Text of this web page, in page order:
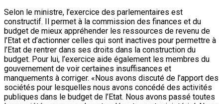
Selon le ministre, l’exercice des parlementaires est
constructif. Il permet à la commission des finances et du
budget de mieux appréhender les ressources de revenu de
l’Etat et d’actionner celles qui sont inactives pour permettre à
l’Etat de rentrer dans ses droits dans la construction du
budget. Pour lui, l’exercice aide également les membres du
gouvernement de voir certaines insuffisances et
manquements à corriger. «Nous avons discuté de l’apport des
sociétés pour lesquelles nous avons concédé des activités
publiques dans le budget de l’Etat. Nous avons passé toutes